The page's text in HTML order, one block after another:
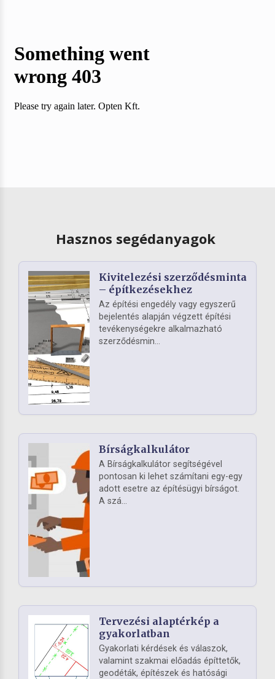
Hasznos segédanyagok
Kivitelezési szerződésminta
– építkezésekhez
Az építési engedély vagy egyszerű
bejelentés alapján végzett építési
tevékenységekre alkalmazható
szerződésmin...
Bírságkalkulátor
A Bírságkalkulátor segítségével
pontosan ki lehet számítani egy-egy
adott esetre az építésügyi bírságot.
A szá...
Tervezési alaptérkép a
gyakorlatban
Gyakorlati kérdések és válaszok,
valamint szakmai előadás építtetők,
geodéták, építészek és hatósági